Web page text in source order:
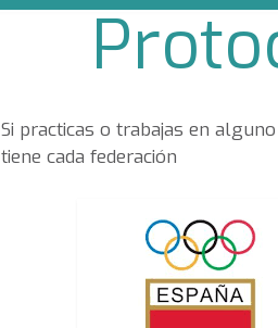
Si practicas o trabajas en
tiene cada federación